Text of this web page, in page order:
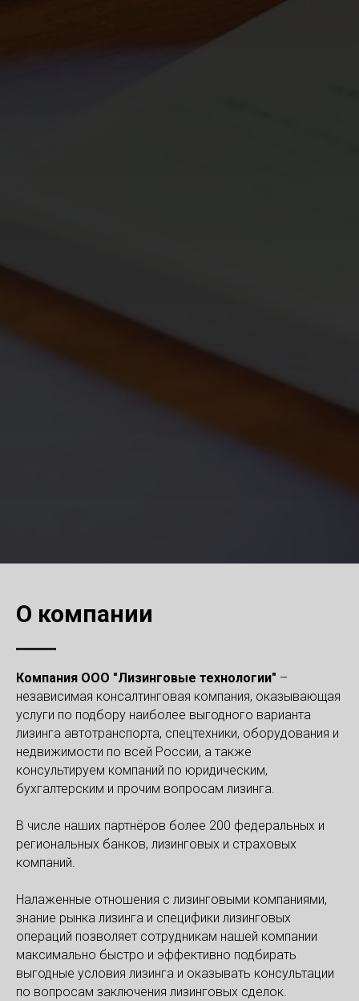
О компании
Компания ООО "Лизинговые технологии" –
независимая консалтинговая компания, оказывающая
услуги по подбору наиболее выгодного варианта
лизинга автотранспорта, спецтехники, оборудования и
недвижимости по всей России, а также
консультируем компаний по юридическим,
бухгалтерским и прочим вопросам лизинга.
В числе наших партнёров более 200 федеральных и
региональных банков, лизинговых и страховых
компаний.
Налаженные отношения с лизинговыми компаниями,
знание рынка лизинга и специфики лизинговых
операций позволяет сотрудникам нашей компании
максимально быстро и эффективно подбирать
выгодные условия лизинга и оказывать консультации
по вопросам заключения лизинговых сделок.